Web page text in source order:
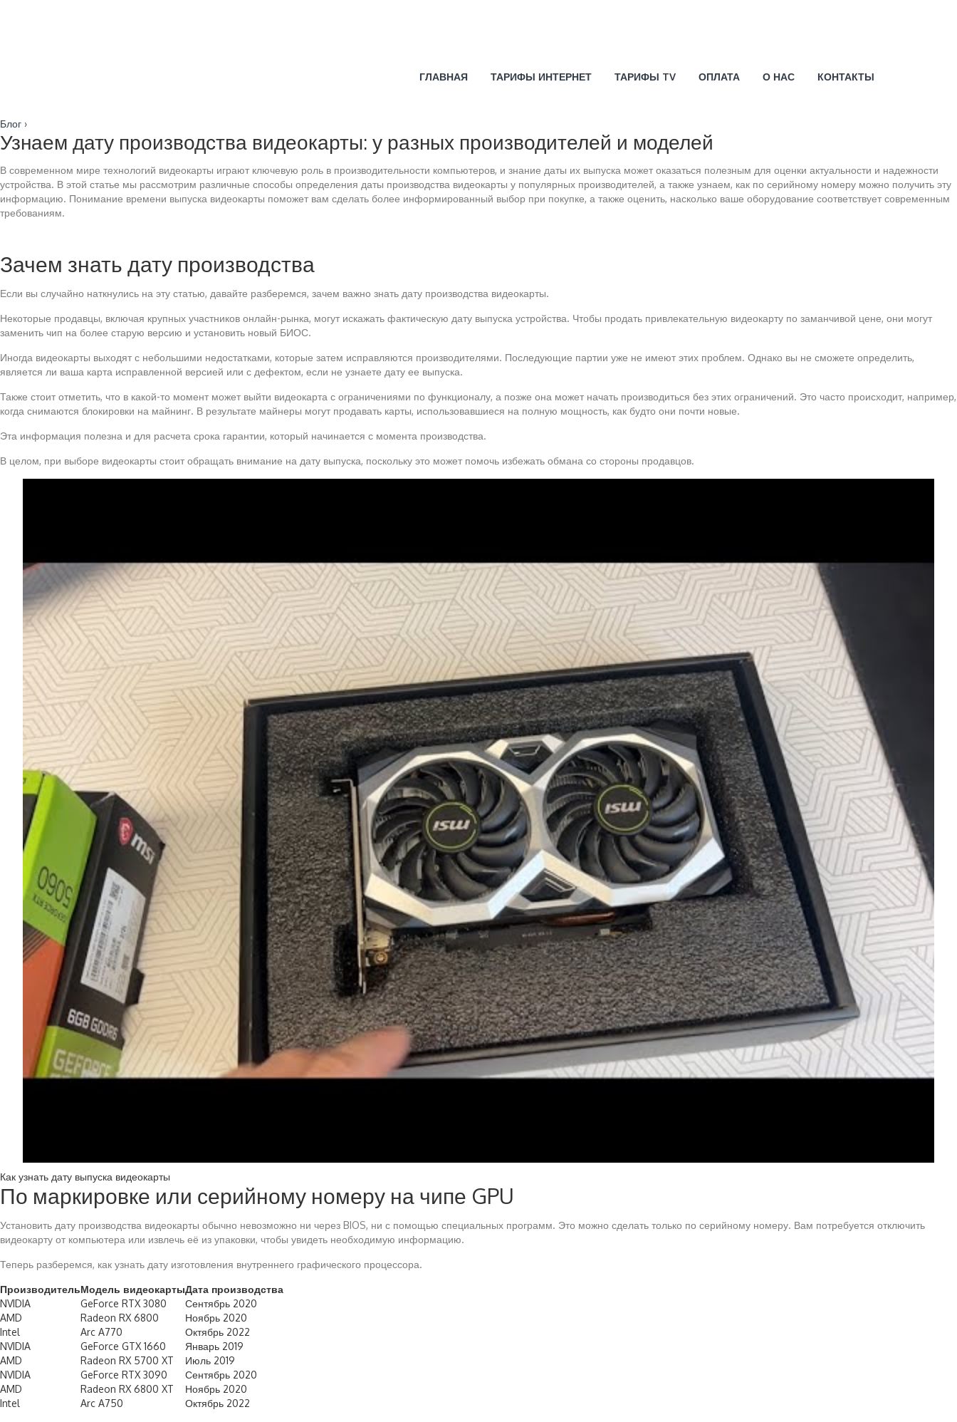
ГЛАВНАЯ ТАРИФЫ ИНТЕРНЕТ ТАРИФЫ TV ОПЛАТА О НАС КОНТАКТЫ
Блог ›
Узнаем дату производства видеокарты: у разных производителей и моделей
В современном мире технологий видеокарты играют ключевую роль в производительности компьютеров, и знание даты их выпуска может оказаться полезным для оценки актуальности и надежности
устройства. В этой статье мы рассмотрим различные способы определения даты производства видеокарты у популярных производителей, а также узнаем, как по серийному номеру можно получить эту
информацию. Понимание времени выпуска видеокарты поможет вам сделать более информированный выбор при покупке, а также оценить, насколько ваше оборудование соответствует современным
требованиям.
Зачем знать дату производства
Если вы случайно наткнулись на эту статью, давайте разберемся, зачем важно знать дату производства видеокарты.
Некоторые продавцы, включая крупных участников онлайн-рынка, могут искажать фактическую дату выпуска устройства. Чтобы продать привлекательную видеокарту по заманчивой цене, они могут
заменить чип на более старую версию и установить новый БИОС.
Иногда видеокарты выходят с небольшими недостатками, которые затем исправляются производителями. Последующие партии уже не имеют этих проблем. Однако вы не сможете определить,
является ли ваша карта исправленной версией или с дефектом, если не узнаете дату ее выпуска.
Также стоит отметить, что в какой-то момент может выйти видеокарта с ограничениями по функционалу, а позже она может начать производиться без этих ограничений. Это часто происходит, например,
когда снимаются блокировки на майнинг. В результате майнеры могут продавать карты, использовавшиеся на полную мощность, как будто они почти новые.
Эта информация полезна и для расчета срока гарантии, который начинается с момента производства.
В целом, при выборе видеокарты стоит обращать внимание на дату выпуска, поскольку это может помочь избежать обмана со стороны продавцов.
Как узнать дату выпуска видеокарты
По маркировке или серийному номеру на чипе GPU
Установить дату производства видеокарты обычно невозможно ни через BIOS, ни с помощью специальных программ. Это можно сделать только по серийному номеру. Вам потребуется отключить
видеокарту от компьютера или извлечь её из упаковки, чтобы увидеть необходимую информацию.
Теперь разберемся, как узнать дату изготовления внутреннего графического процессора.
ПроизводительМодель видеокартыДата производства
NVIDIA
GeForce RTX 3080
Сентябрь 2020
AMD
Radeon RX 6800
Ноябрь 2020
Intel
Arc A770
Октябрь 2022
NVIDIA
GeForce GTX 1660
Январь 2019
AMD
Radeon RX 5700 XT
Июль 2019
NVIDIA
GeForce RTX 3090
Сентябрь 2020
AMD
Radeon RX 6800 XT
Ноябрь 2020
Intel
Arc A750 Октябрь 2022